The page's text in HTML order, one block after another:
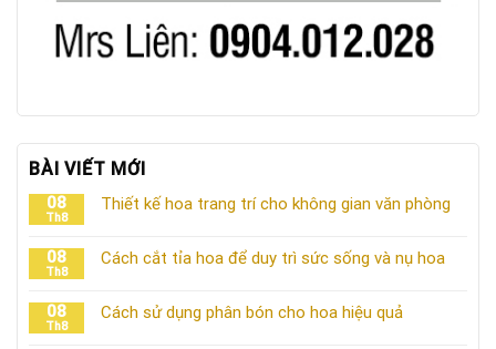
BÀI VIẾT MỚI
08
Th8
Thiết kế hoa trang trí cho không gian văn phòng
08
Th8
Cách cắt tỉa hoa để duy trì sức sống và nụ hoa
08
Th8
Cách sử dụng phân bón cho hoa hiệu quả